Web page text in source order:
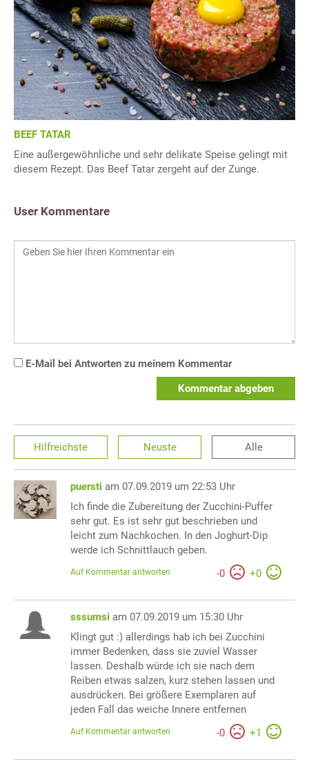
BEEF TATAR
Eine außergewöhnliche und sehr delikate Speise gelingt mit
diesem Rezept. Das Beef Tatar zergeht auf der Zunge.
User Kommentare
E-Mail bei Antworten zu meinem Kommentar
Kommentar abgeben
Hilfreichste Neuste Alle
puersti am 07.09.2019 um 22:53 Uhr
Ich finde die Zubereitung der Zucchini-Puffer
sehr gut. Es ist sehr gut beschrieben und
leicht zum Nachkochen. In den Joghurt-Dip
werde ich Schnittlauch geben.
-0 +0
Auf Kommentar antworten
sssumsi am 07.09.2019 um 15:30 Uhr
Klingt gut :) allerdings hab ich bei Zucchini
immer Bedenken, dass sie zuviel Wasser
lassen. Deshalb würde ich sie nach dem
Reiben etwas salzen, kurz stehen lassen und
ausdrücken. Bei größere Exemplaren auf
jeden Fall das weiche Innere entfernen
-0 +1
Auf Kommentar antworten